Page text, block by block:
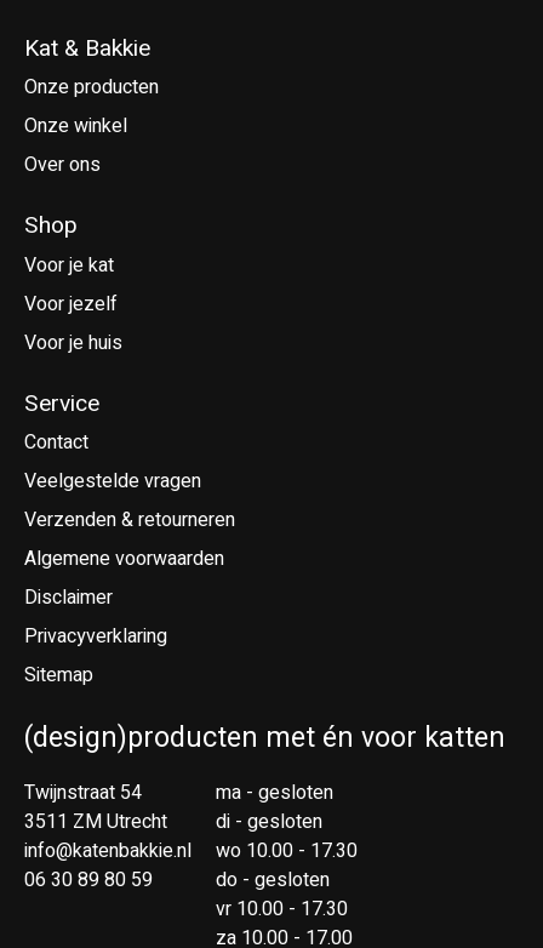
Kat & Bakkie
Onze producten
Onze winkel
Over ons
Shop
Voor je kat
Voor jezelf
Voor je huis
Service
Contact
Veelgestelde vragen
Verzenden & retourneren
Algemene voorwaarden
Disclaimer
Privacyverklaring
Sitemap
(design)producten met én voor katten
Twijnstraat 54
3511 ZM Utrecht
info@katenbakkie.nl
06 30 89 80 59
ma - gesloten
di - gesloten
wo 10.00 - 17.30
do - gesloten
vr 10.00 - 17.30
za 10.00 - 17.00